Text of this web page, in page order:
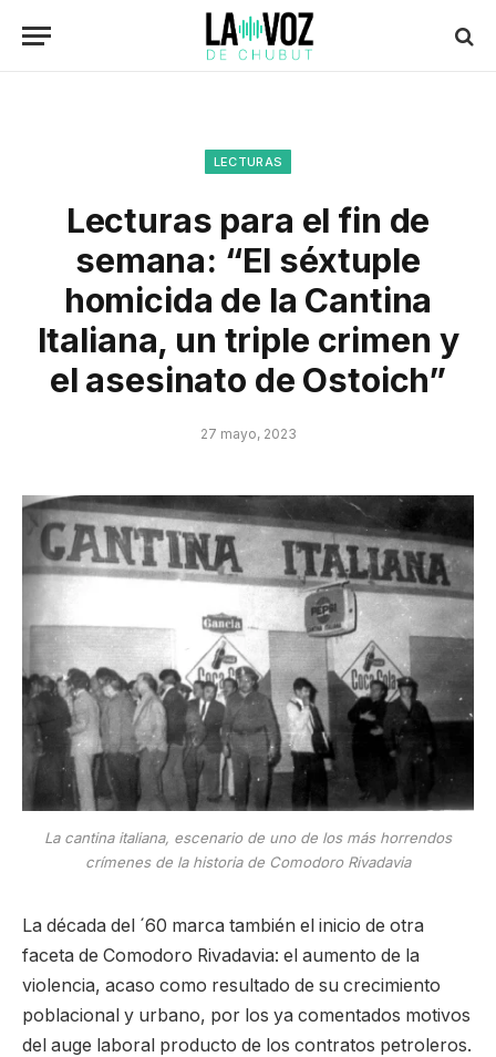
LECTURAS
Lecturas para el fin de
semana: “El séxtuple
homicida de la Cantina
Italiana, un triple crimen y
el asesinato de Ostoich”
27 mayo, 2023
La cantina italiana, escenario de uno de los más horrendos
crímenes de la historia de Comodoro Rivadavia
La década del ´60 marca también el inicio de otra
faceta de Comodoro Rivadavia: el aumento de la
violencia, acaso como resultado de su crecimiento
poblacional y urbano, por los ya comentados motivos
del auge laboral producto de los contratos petroleros.